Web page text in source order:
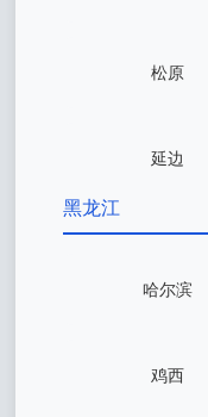
松原
延边
黑龙江
哈尔滨
鸡西